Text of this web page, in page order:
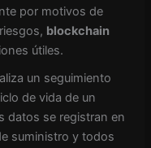
por motivos de
blockchain
útiles.
un seguimiento
de vida de un
datos se registran en
suministro y todos